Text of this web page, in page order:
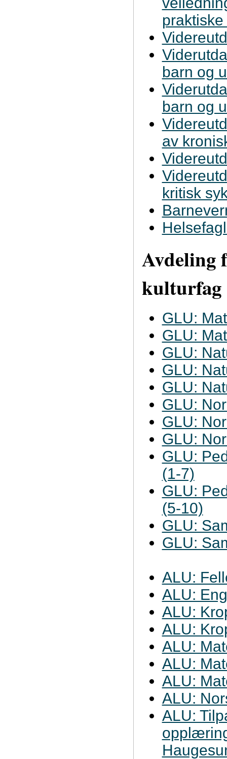
barn og
barn og
av
kritisk
Avdeling
kulturfag
GLU:
GLU:
GLU:
GLU:
GLU:
GLU:
GLU:
GLU:
GLU:
(1-7)
GLU:
(5-10)
GLU:
GLU:
ALU:
ALU:
ALU:
ALU:
ALU:
ALU:
ALU:
ALU:
ALU: